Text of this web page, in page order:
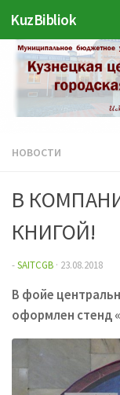
Перейти к
KuzBibliok
НОВОСТИ
В
КНИГОЙ!
-SAITCGB · 23.08.2018
В фойе
оформлен стенд